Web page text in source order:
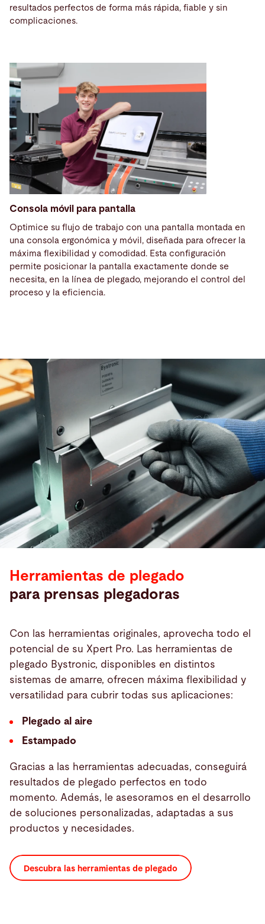
resultados perfectos de forma más rápida, fiable y sin
complicaciones.
Consola móvil para pantalla
Optimice su flujo de trabajo con una pantalla montada en
una consola ergonómica y móvil, diseñada para ofrecer la
máxima flexibilidad y comodidad. Esta configuración
permite posicionar la pantalla exactamente donde se
necesita, en la línea de plegado, mejorando el control del
proceso y la eficiencia.
Herramientas
Herramientas de plegado
para prensas plegadoras
Con las herramientas originales, aprovecha todo el
potencial de su Xpert Pro. Las herramientas de
plegado Bystronic, disponibles en distintos
sistemas de amarre, ofrecen máxima flexibilidad y
versatilidad para cubrir todas sus aplicaciones:
Plegado al aire
Estampado
Gracias a las herramientas adecuadas, conseguirá
resultados de plegado perfectos en todo
momento. Además, le asesoramos en el desarrollo
de soluciones personalizadas, adaptadas a sus
productos y necesidades.
Descubra las herramientas de plegado